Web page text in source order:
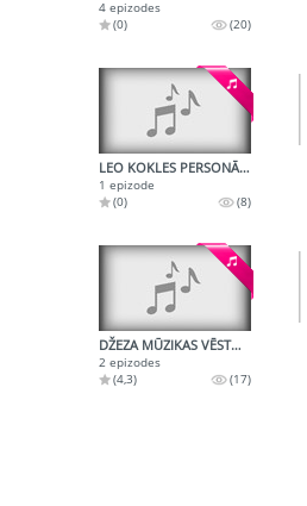
4 epizodes
(0)
(20)
LEO KOKLES PERSONĀLIZSTĀDE
1 epizode
(0)
(8)
DŽEZA MŪZIKAS VĒSTURE - SPIRIČUELI
2 epizodes
(4,3)
(17)